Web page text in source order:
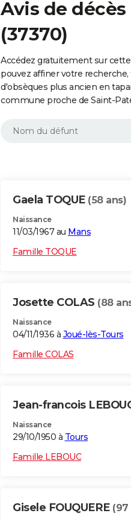
Avis de
(37370)
Accédez gratuitement sur
pouvez affiner votre
d'obsèques plus ancien en
commune proche de Saint-
Gaela TOQUE (58 ans)
Naissance
11/03/1967 au Mans
Famille TOQUE
Josette COLAS (88
Naissance
04/11/1936 à Joué-lès-Tours
Famille COLAS
Jean-francois
Naissance
29/10/1950 à Tours
Famille LEBOUC
Gisele FOUQUERE (97